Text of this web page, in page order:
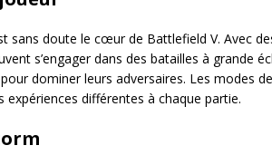
sans doute le cœur de Battlefield V. Avec
s’engager dans des batailles à grande
dominer leurs adversaires. Les modes
différentes à chaque partie.